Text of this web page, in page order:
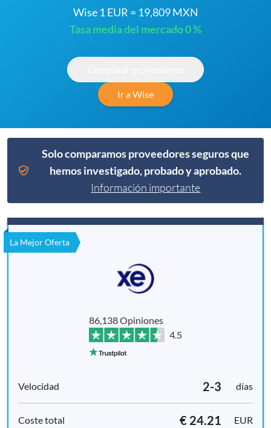
Wise 1 EUR = 19,809 MXN
Tasa media del mercado 0 %
Ir a Wise
Solo comparamos proveedores seguros que
hemos investigado, probado y aprobado.
Información importante
La Mejor Oferta
86,138 Opiniones
4.5
2-3 días
€ 24.21
EUR